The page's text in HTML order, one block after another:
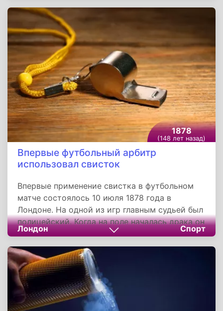
гигиенического лечения. Это событие стало
одним из героических эпизодов русско-
турецкой войны и имело важное как
стратегическое, так и моральное значение.
1878
(148 лет назад)
Впервые футбольный арбитр
использовал свисток
Впервые применение свистка в футбольном
матче состоялось 10 июля 1878 года в
Лондоне. На одной из игр главным судьей был
полицейский. Когда на поле началась драка он
не задумываясь засвистел в свисток.
Напуганные и ошеломленные игроки тотчас
же прекратили потасовку. С тех пор
футбольные арбитры на поле пользуются
свистком.
Лондон Спорт